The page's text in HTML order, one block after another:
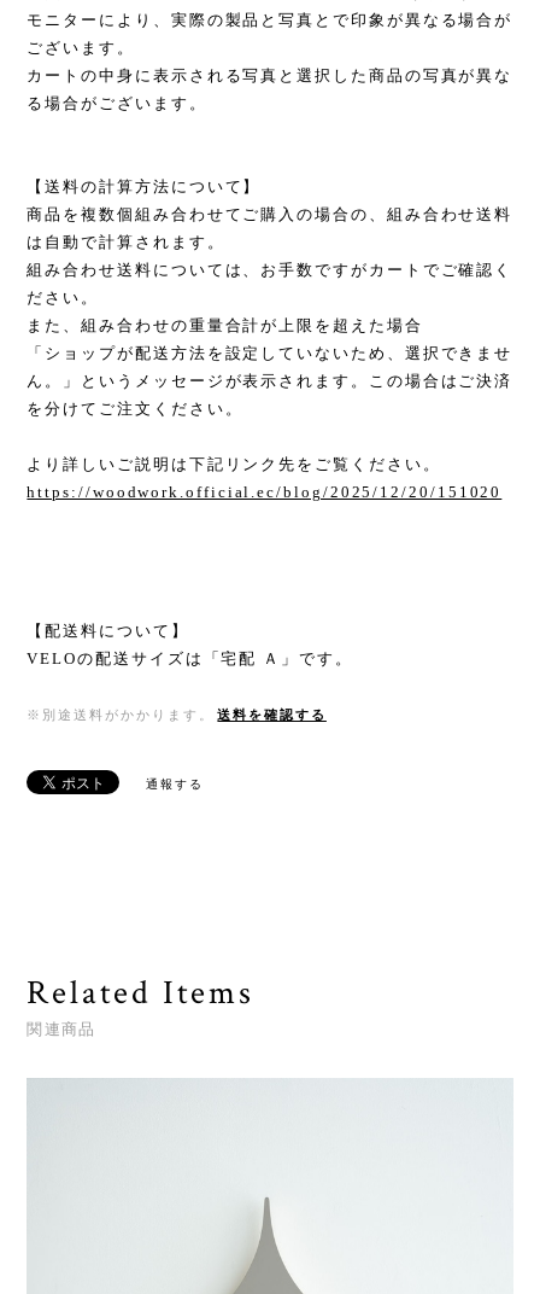
モニターにより、実際の製品と写真とで印象が異なる場合が
ございます。
カートの中身に表示される写真と選択した商品の写真が異な
る場合がございます。
【送料の計算方法について】
商品を複数個組み合わせてご購入の場合の、組み合わせ送料
は自動で計算されます。
組み合わせ送料については、お手数ですがカートでご確認く
ださい。
また、組み合わせの重量合計が上限を超えた場合
「ショップが配送方法を設定していないため、選択できませ
ん。」というメッセージが表示されます。この場合はご決済
を分けてご注文ください。
より詳しいご説明は下記リンク先をご覧ください。
https://woodwork.official.ec/blog/2025/12/20/151020
【配送料について】
VELOの配送サイズは「宅配 Ａ」です。
※別途送料がかかります。 送料を確認する
通報する
Related Items
関連商品